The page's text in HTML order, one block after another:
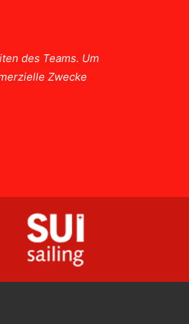
des Teams. Um
Zwecke